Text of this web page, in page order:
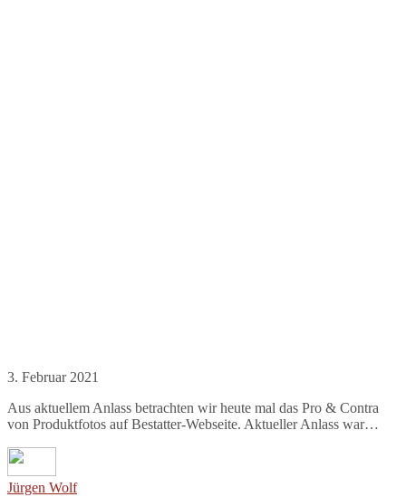
3. Februar 2021
Aus aktuellem Anlass betrachten wir heute mal das Pro & Contra
von Produktfotos auf Bestatter-Webseite. Aktueller Anlass war…
Jürgen Wolf